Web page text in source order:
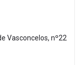
Vasconcelos, nº22